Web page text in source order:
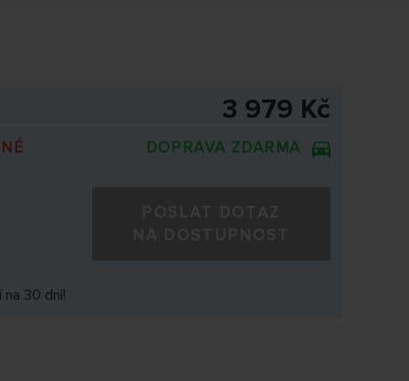
3 979 Kč
DOPRAVA ZDARMA
na 30 dní!